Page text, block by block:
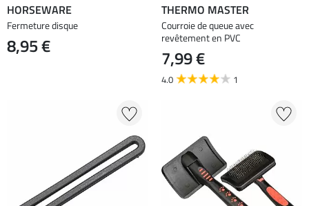
HORSEWARE
Fermeture disque
8,95 €
THERMO MASTER
Courroie de queue avec
revêtement en PVC
7,99 €
4.0 1